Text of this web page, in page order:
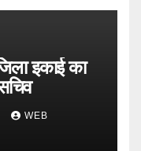
इकाई का
WEB